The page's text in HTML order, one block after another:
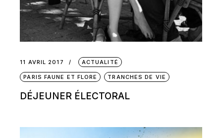
11 AVRIL 2017 ACTUALITÉ
PARIS FAUNE ET FLORE TRANCHES DE VIE
DÉJEUNER ÉLECTORAL